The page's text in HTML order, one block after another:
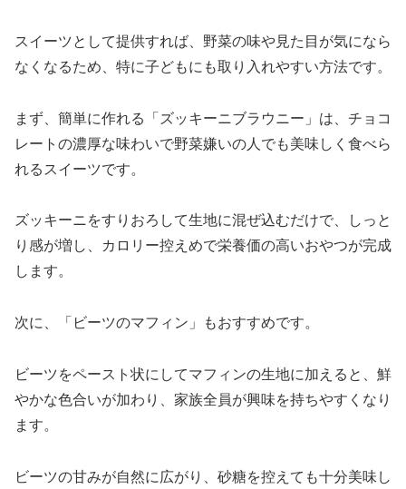
スイーツとして提供すれば、野菜の味や見た目が気になら
なくなるため、特に子どもにも取り入れやすい方法です。
まず、簡単に作れる「ズッキーニブラウニー」は、チョコ
レートの濃厚な味わいで野菜嫌いの人でも美味しく食べら
れるスイーツです。
ズッキーニをすりおろして生地に混ぜ込むだけで、しっと
り感が増し、カロリー控えめで栄養価の高いおやつが完成
します。
次に、「ビーツのマフィン」もおすすめです。
ビーツをペースト状にしてマフィンの生地に加えると、鮮
やかな色合いが加わり、家族全員が興味を持ちやすくなり
ます。
ビーツの甘みが自然に広がり、砂糖を控えても十分美味し